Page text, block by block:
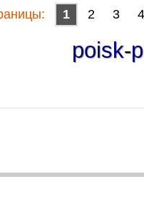
1 2 3 4
poisk-